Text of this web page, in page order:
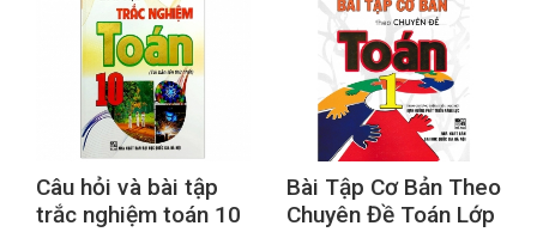
Câu hỏi và bài tập
trắc nghiệm toán 10
Bài Tập Cơ Bản Theo
Chuyên Đề Toán Lớp